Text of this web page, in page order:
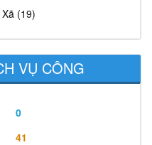
(19)
VỤ CÔNG
0
41